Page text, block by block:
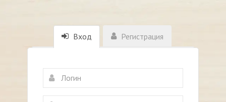
Вход Регистрация